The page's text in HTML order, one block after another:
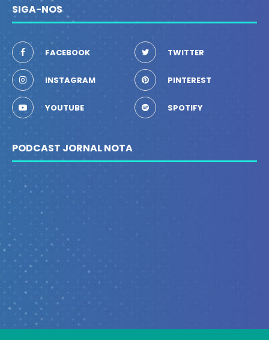
SIGA-NOS
FACEBOOK TWITTER
INSTAGRAM PINTEREST
YOUTUBE SPOTIFY
PODCAST JORNAL NOTA